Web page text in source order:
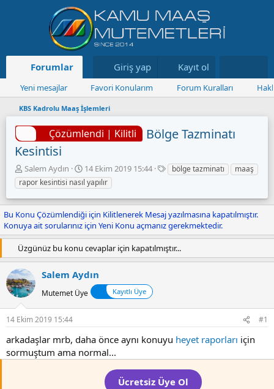
Forumlar Neler yeni Kaynaklar
Giriş yap Kayıt ol
Yeni mesajlar Favori Konularım Forum Kuralları
KBS Kadrolu Maaş İşlemleri
Çözümlendi | Kilitli
Bölge Tazminatı
Kesintisi
K
o
n
u
y
u
B
a
ş
l
a
t
a
n
Salem Aydın
B
a
ş
l
a
n
g
ç
a
r
h
14 Ekim 2019 15:44
E
t
k
e
t
l
e
r
bölge tazminatı
maaş
rapor kesintisi nasıl yapılır
Bu Konu Çözümlendiği için Kilitlenerek Mesaj yazılmasına kapatılmıştır.
Konuya ait sorularınız için Yeni Konu açmanız gerekmektedir.
Üzgünüz bu konu cevaplar için kapatılmıştır...
Salem Aydın
Mutemet Üye Kayıtlı Üye
14 Ekim 2019 15:44 #1
arkadaşlar mrb, daha önce aynı konuyu heyet raporları için
sormuştum ama normal...
Ücretsiz Üye Ol